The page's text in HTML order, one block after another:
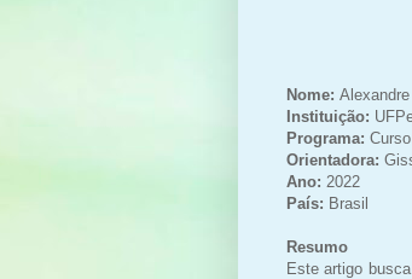
Nome:
Instituição:
Programa:
Orientadora:
Ano: 2022
País: Brasil
Resumo
Este artigo